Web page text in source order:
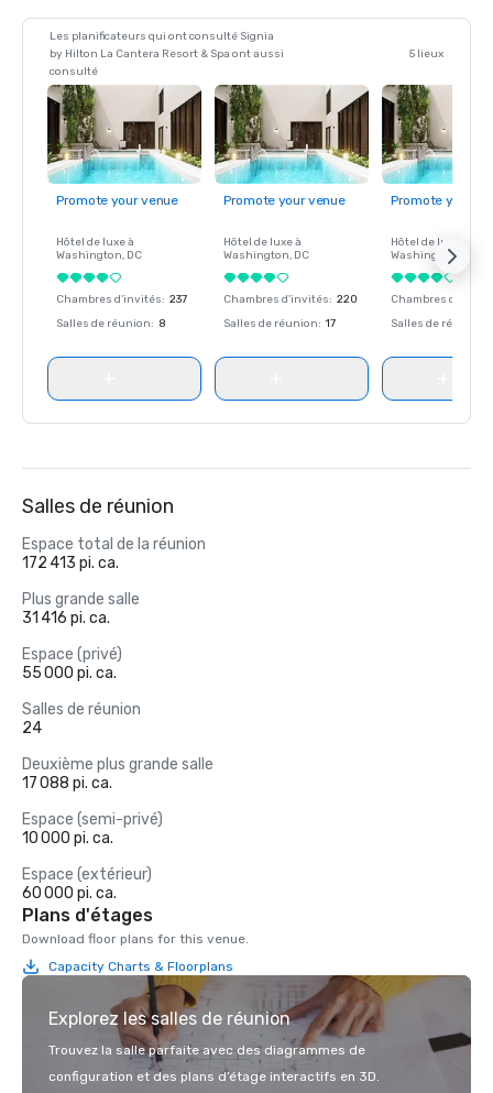
Les planificateurs qui ont consulté Signia
by Hilton La Cantera Resort & Spa ont aussi
consulté
5 lieux
Promote your venue
Hôtel de luxe à
Washington, DC
Chambres d'invités: 237
Salles de réunion: 8
Promote your venue
Hôtel de luxe à
Washington, DC
Chambres d'invités: 220
Salles de réunion: 17
Promote your
Hôtel de luxe à
Washington
Chambres
Salles de réunion
Salles de réunion
Espace total de la réunion
172 413 pi. ca.
Plus grande salle
31 416 pi. ca.
Espace (privé)
55 000 pi. ca.
Salles de réunion
24
Deuxième plus grande salle
17 088 pi. ca.
Espace (semi-privé)
10 000 pi. ca.
Espace (extérieur)
60 000 pi. ca.
Plans d'étages
Download floor plans for this venue.
Capacity Charts & Floorplans
Explorez les salles de réunion
Trouvez la salle parfaite avec des diagrammes de
configuration et des plans d’étage interactifs en 3D.